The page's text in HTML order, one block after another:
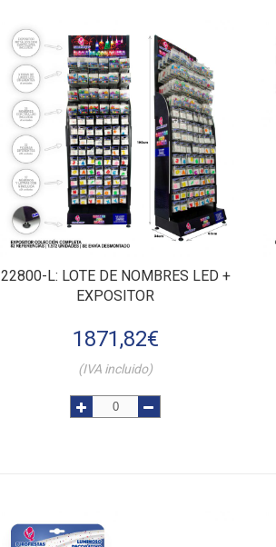
22800-L: LOTE DE NOMBRES LED +
EXPOSITOR
1871,82€
(IVA incluido)